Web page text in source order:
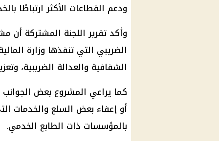
ودعم القطاعات الأكثر ارتباطًا
وأكد تقرير اللجنة المشتركة أن
الضريبي التي تنفذها وزارة
الشفافية والعدالة الضريبية،
كما يراعي المشروع بعض الجوانب
أو إعفاء بعض السلع والخدمات
بالمؤسسات ذات الطابع الخدمي.